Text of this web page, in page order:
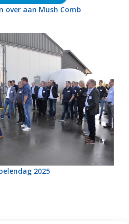
aan Mush Comb
2025